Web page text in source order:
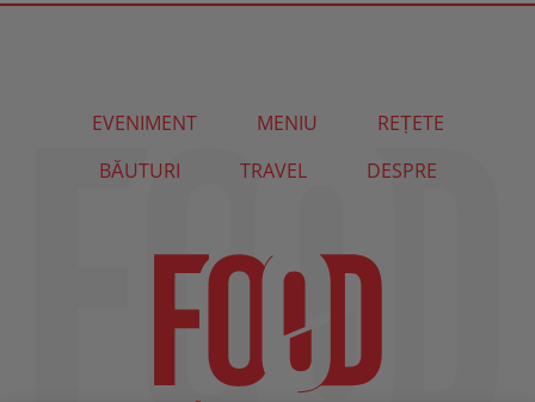
EVENIMENT MENIU
REȚETE
BĂUTURI
TRAVEL DESPRE